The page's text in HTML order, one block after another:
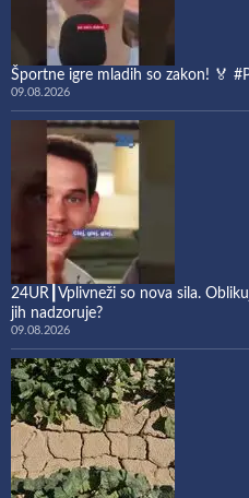
Športne igre mladih so zakon! 🏅
09.08.2026
24UR┃Vplivneži so nova sila.
jih nadzoruje?
09.08.2026